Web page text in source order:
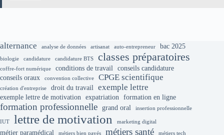
alternance analyse de données artisanat auto-entrepreneur bac 2025
biologie candidature candidature BTS classes préparatoires
coffre-fort numérique conditions de travail conseils candidature
conseils oraux
convention collective CPGE scientifique
création d'entreprise droit du travail exemple lettre
exemple lettre de motivation expatriation formation en ligne
formation professionnelle grand oral insertion professionnelle
IUT lettre de motivation marketing digital
métier paramédical métiers bien payés métiers santé métiers tech